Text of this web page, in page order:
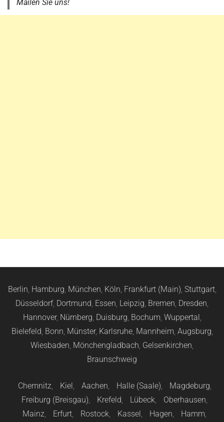
Mailen Sie uns!
Berlin, Hamburg, München, Köln, Frankfurt (Main), Stuttgart,
Düsseldorf, Dortmund, Essen, Leipzig, Bremen, Dresden,
Hannover, Nürnberg, Duisburg, Bochum, Wuppertal,
Bielefeld, Bonn, Münster, Karlsruhe, Mannheim, Augsburg,
Wiesbaden, Mönchengladbach, Gelsenkirchen,
Braunschweig
Chemnitz, Kiel, Aachen, Halle (Saale), Magdeburg,
Freiburg (Breisgau), Krefeld, Lübeck, Oberhausen,
Mainz, Erfurt, Rostock, Kassel, Hagen, Hamm,